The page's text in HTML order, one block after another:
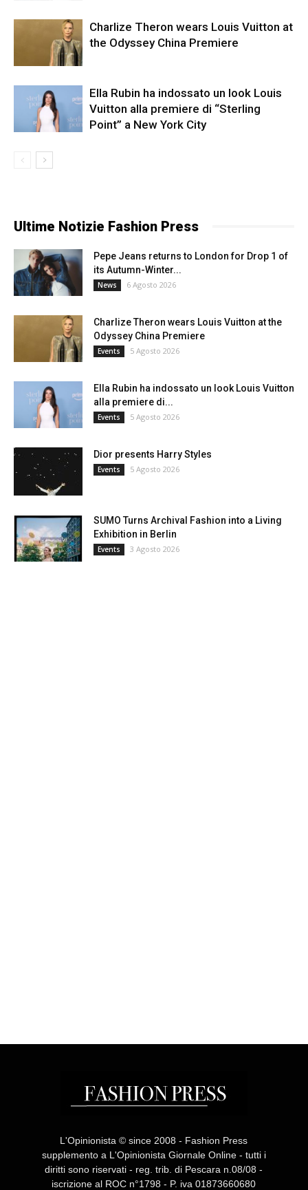
Charlize Theron wears Louis Vuitton at
the Odyssey China Premiere
Ella Rubin ha indossato un look Louis
Vuitton alla premiere di “Sterling
Point” a New York City
Ultime Notizie Fashion Press
Pepe Jeans returns to London for Drop 1 of
its Autumn-Winter...
News 6 Agosto 2026
Charlize Theron wears Louis Vuitton at the
Odyssey China Premiere
Events 5 Agosto 2026
Ella Rubin ha indossato un look Louis Vuitton
alla premiere di...
Events 5 Agosto 2026
Dior presents Harry Styles
Events 5 Agosto 2026
SUMO Turns Archival Fashion into a Living
Exhibition in Berlin
Events 3 Agosto 2026
L'Opinionista © since 2008 - Fashion Press
supplemento a L'Opinionista Giornale Online - tutti i
diritti sono riservati - reg. trib. di Pescara n.08/08 -
iscrizione al ROC n°1798 - P. iva 01873660680